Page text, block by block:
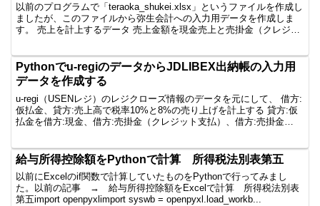
以前のプログラムで「teraoka_shukei.xlsx」というファイルを作成し
ましたが、このファイルから弥生会計への入力用データを作成しま
す。 売上を計上するデータ 売上金額を現金売上と売掛金（クレジッ
Pythonでu-regiのデータからJDLIBEX出納帳の入力用
データを作成する
u-regi（USENレジ）のレジクローズ情報のデータを元にして、 借方:
仮払金、貸方:売上高で税率10%と8%の売り上げを計上する 貸方:仮
払金を借方:現金、借方:売掛金（クレジット支払）、借方:売掛金
給与所得控除額をPythonで計算 所得税法別表第五
以前にExcelのif関数で計算していたものをPythonで行ってみまし
た。以前の記事 → 給与所得控除額をExcelで計算 所得税法別表
第五import openpyxlimport syswb = openpyxl.load_workb...